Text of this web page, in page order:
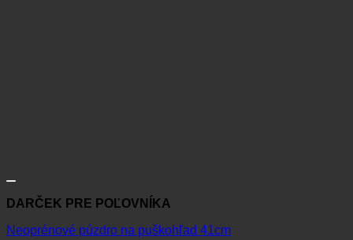
DARČEK PRE POĽOVNÍKA
Neoprénové púzdro na puškohľad 41cm